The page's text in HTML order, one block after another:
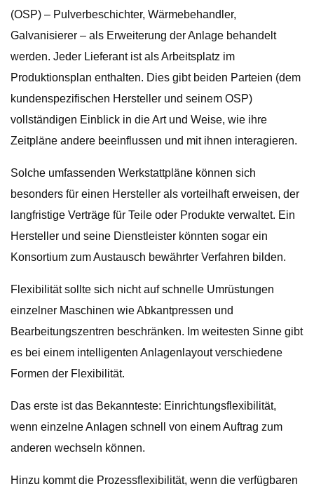
(OSP) – Pulverbeschichter, Wärmebehandler,
Galvanisierer – als Erweiterung der Anlage behandelt
werden. Jeder Lieferant ist als Arbeitsplatz im
Produktionsplan enthalten. Dies gibt beiden Parteien (dem
kundenspezifischen Hersteller und seinem OSP)
vollständigen Einblick in die Art und Weise, wie ihre
Zeitpläne andere beeinflussen und mit ihnen interagieren.
Solche umfassenden Werkstattpläne können sich
besonders für einen Hersteller als vorteilhaft erweisen, der
langfristige Verträge für Teile oder Produkte verwaltet. Ein
Hersteller und seine Dienstleister könnten sogar ein
Konsortium zum Austausch bewährter Verfahren bilden.
Flexibilität sollte sich nicht auf schnelle Umrüstungen
einzelner Maschinen wie Abkantpressen und
Bearbeitungszentren beschränken. Im weitesten Sinne gibt
es bei einem intelligenten Anlagenlayout verschiedene
Formen der Flexibilität.
Das erste ist das Bekannteste: Einrichtungsflexibilität,
wenn einzelne Anlagen schnell von einem Auftrag zum
anderen wechseln können.
Hinzu kommt die Prozessflexibilität, wenn die verfügbaren